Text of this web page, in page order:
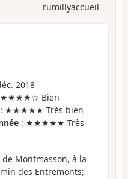
rumillyaccueil
2018
★★★★☆ Bien
: ★★★★★ Très bien
: ★★★★★ Très
Montmasson, à la
des Entremonts;